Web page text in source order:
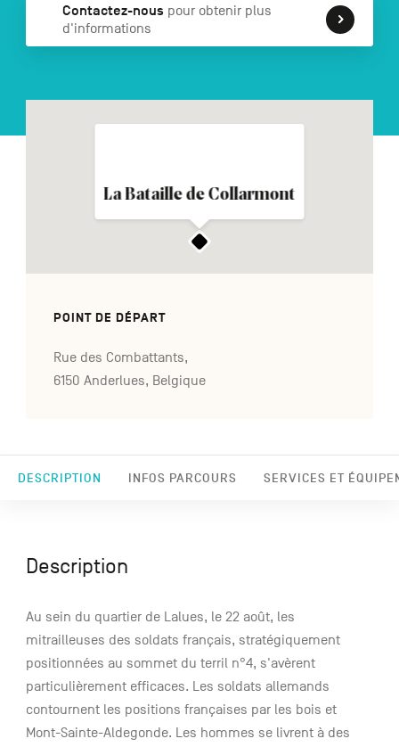
Contactez-nous pour obtenir plus
d'informations
DESCRIPTION INFOS PARCOURS SERVICES ET
La Bataille de Collarmont
POINT DE DÉPART
Rue des Combattants,
6150 Anderlues, Belgique
Description
Au sein du quartier de Lalues, le 22 août, les
mitrailleuses des soldats français, stratégiquement
positionnées au sommet du terril n°4, s'avèrent
particulièrement efficaces. Les soldats allemands
contournent les positions françaises par les bois et
Mont-Sainte-Aldegonde. Les hommes se livrent à des